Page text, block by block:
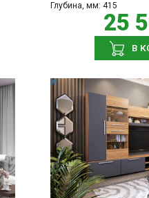
Глубина, мм: 415
25
В